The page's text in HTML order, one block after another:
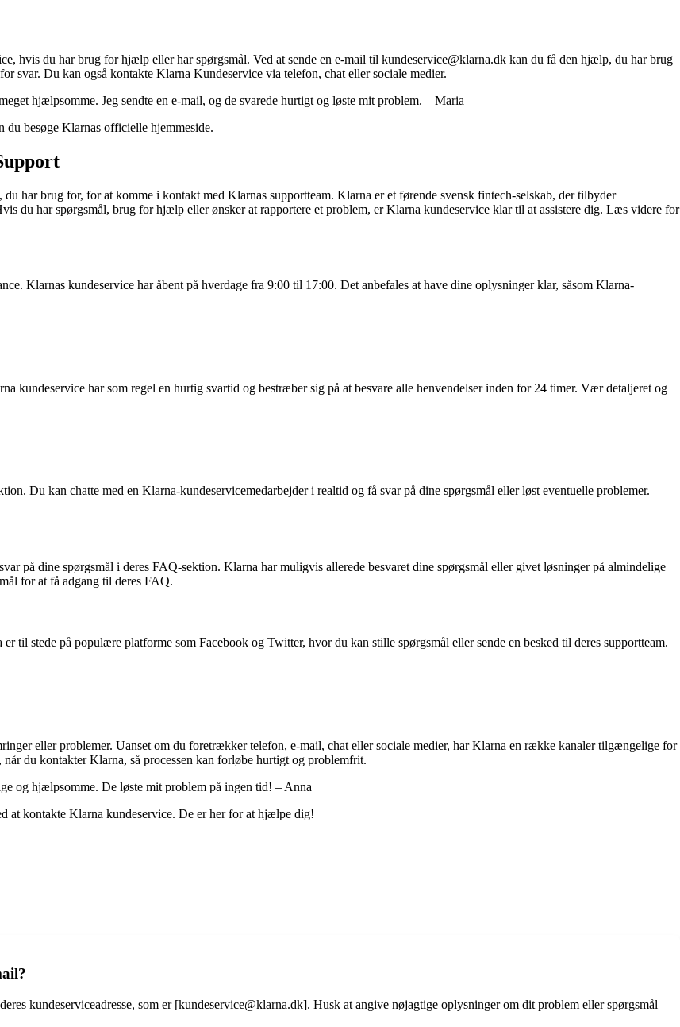
hvis du har brug for hjælp eller har spørgsmål. Ved at sende en e-mail til kundeservice@klarna.dk kan du få den hjælp, du har brug
svar. Du kan også kontakte Klarna Kundeservice via telefon, chat eller sociale medier.
hjælpsomme. Jeg sendte en e-mail, og de svarede hurtigt og løste mit problem. – Maria
du besøge Klarnas officielle hjemmeside.
har brug for, for at komme i kontakt med Klarnas supportteam. Klarna er et førende svensk fintech-selskab, der tilbyder
du har spørgsmål, brug for hjælp eller ønsker at rapportere et problem, er Klarna kundeservice klar til at assistere dig. Læs videre for
Klarnas kundeservice har åbent på hverdage fra 9:00 til 17:00. Det anbefales at have dine oplysninger klar, såsom Klarna-
kundeservice har som regel en hurtig svartid og bestræber sig på at besvare alle henvendelser inden for 24 timer. Vær detaljeret og
Du kan chatte med en Klarna-kundeservicemedarbejder i realtid og få svar på dine spørgsmål eller løst eventuelle problemer.
på dine spørgsmål i deres FAQ-sektion. Klarna har muligvis allerede besvaret dine spørgsmål eller givet løsninger på almindelige
for at få adgang til deres FAQ.
til stede på populære platforme som Facebook og Twitter, hvor du kan stille spørgsmål eller sende en besked til deres supportteam.
eller problemer. Uanset om du foretrækker telefon, e-mail, chat eller sociale medier, har Klarna en række kanaler tilgængelige for
du kontakter Klarna, så processen kan forløbe hurtigt og problemfrit.
og hjælpsomme. De løste mit problem på ingen tid! – Anna
at kontakte Klarna kundeservice. De er her for at hjælpe dig!
kundeserviceadresse, som er [kundeservice@klarna.dk]. Husk at angive nøjagtige oplysninger om dit problem eller spørgsmål